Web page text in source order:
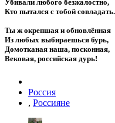
Убивали любого безжалостно,
Кто пытался с тобой совладать.
Ты ж окрепшая и обновлённая
Из любых выбираешься бурь,
Домотканая наша, посконная,
Вековая, российская дурь!
Россия
, Россияне